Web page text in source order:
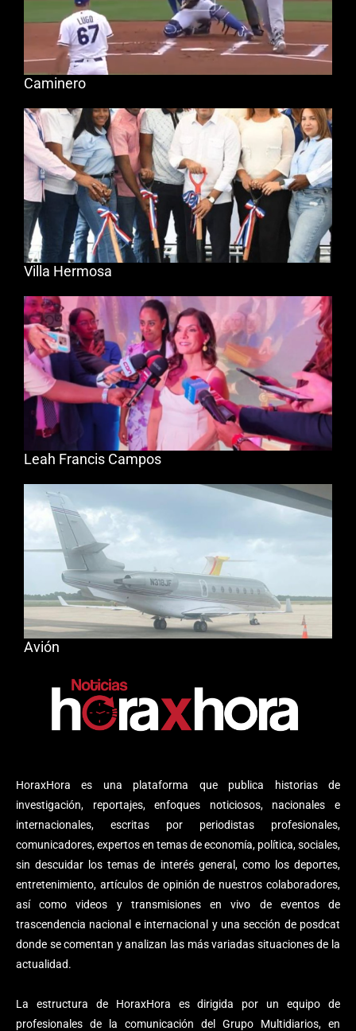
HoraxHora es una plataforma que publica historias de
investigación, reportajes, enfoques noticiosos, nacionales e
internacionales, escritas por periodistas profesionales,
comunicadores, expertos en temas de economía, política, sociales,
sin descuidar los temas de interés general, como los deportes,
entretenimiento, artículos de opinión de nuestros colaboradores,
así como videos y transmisiones en vivo de eventos de
trascendencia nacional e internacional y una sección de posdcat
donde se comentan y analizan las más variadas situaciones de la
actualidad.
La estructura de HoraxHora es dirigida por un equipo de
profesionales de la comunicación del Grupo Multidiarios, en
Caminero
Villa Hermosa
Leah Francis Campos
Avión